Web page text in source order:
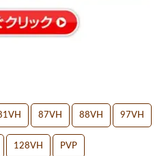
87VH 88VH 97VH
128VH PVP